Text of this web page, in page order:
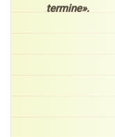
termine».